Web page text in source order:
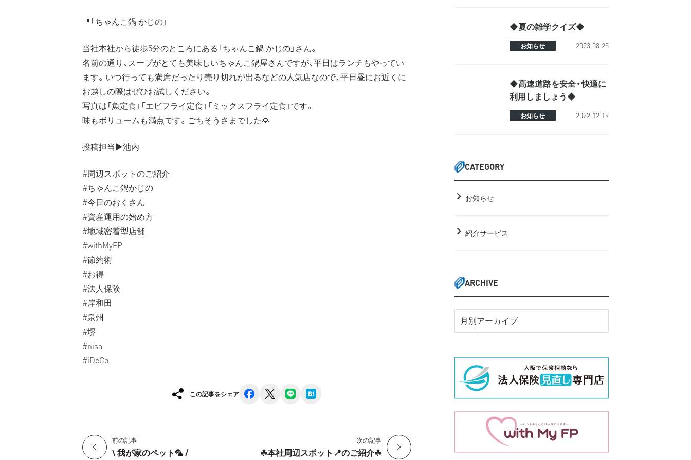
📍「ちゃんこ鍋 かじの」
当社本社から徒歩5分のところにある「ちゃんこ鍋 かじの」さん。
名前の通り、スープがとても美味しいちゃんこ鍋屋さんですが、平日はランチもやってい
ます。いつ行っても満席だったり売り切れが出るなどの人気店なので、平日昼にお近くに
お越しの際はぜひお試しください。
写真は「魚定食」「エビフライ定食」「ミックスフライ定食」です。
味もボリュームも満点です。ごちそうさまでした🙏
投稿担当▶️池内
#周辺スポットのご紹介
#ちゃんこ鍋かじの
#今日のおくさん
#資産運用の始め方
#地域密着型店舗
#withMyFP
#節約術
#お得⁡
#法人保険
#岸和田
#泉州
#堺
#nisa
#iDeCo
この記事をシェア facebook line
前の記事
\ 我が家のペット🦜 /
次の記事
☘︎本社周辺スポット📍のご紹介☘︎
◆夏の雑学クイズ◆
お知らせ 2023.08.25
◆高速道路を安全・快適に
利用しましょう◆
お知らせ 2022.12.19
CATEGORY
お知らせ
紹介サービス
ARCHIVE